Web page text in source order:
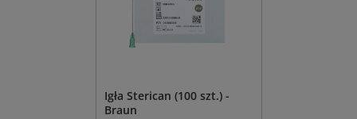
Igła Sterican (100 szt.) -
Braun